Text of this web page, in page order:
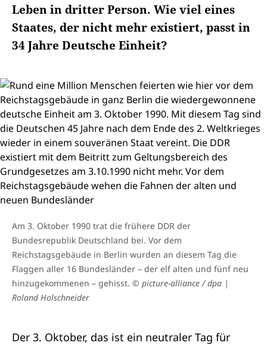
Leben in dritter Person. Wie viel eines
Staates, der nicht mehr existiert, passt in
34 Jahre Deutsche Einheit?
Am 3. Oktober 1990 trat die frühere DDR der
Bundesrepublik Deutschland bei. Vor dem
Reichstagsgebäude in Berlin wurden an diesem Tag die
Flaggen aller 16 Bundesländer – der elf alten und fünf neu
hinzugekommenen – gehisst. © picture-alliance / dpa |
Roland Holschneider
Der 3. Oktober, das ist ein neutraler Tag für